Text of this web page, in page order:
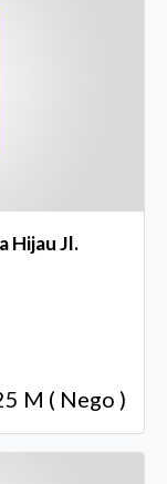
Hijau Jl.
M ( Nego )